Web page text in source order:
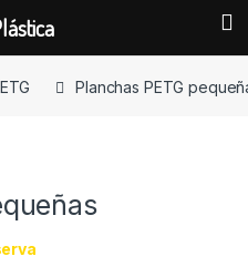
Planchas PETG